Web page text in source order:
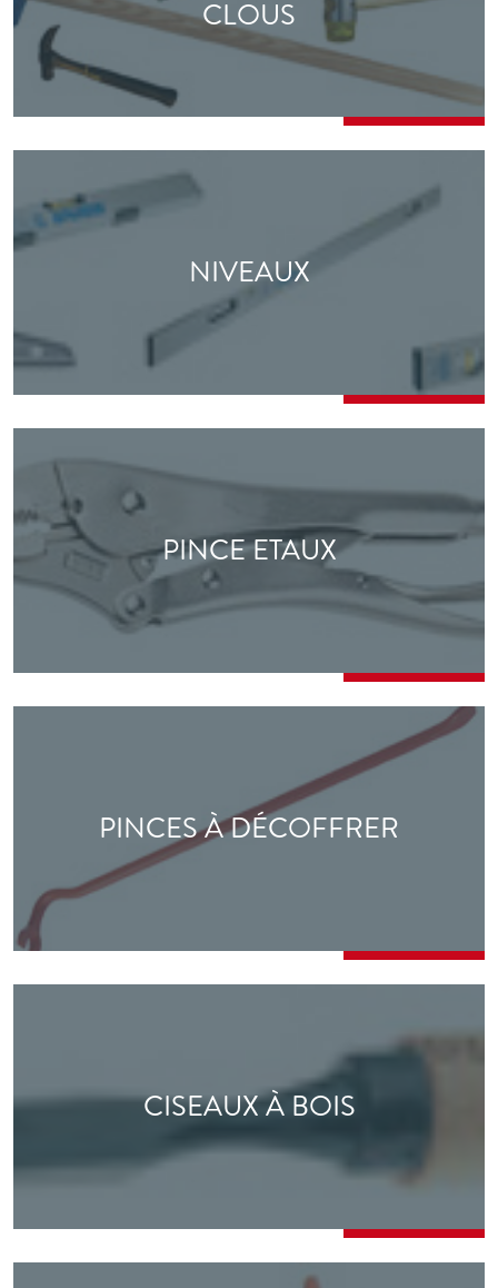
CLOUS
NIVEAUX
PINCE ETAUX
PINCES À DÉCOFFRER
CISEAUX À BOIS